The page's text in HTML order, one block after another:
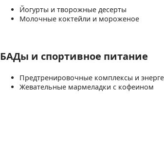
Йогурты и творожные десерты
Молочные коктейли и мороженое
БАДы и спортивное питание
Предтренировочные комплексы и
Жевательные мармеладки с кофеином